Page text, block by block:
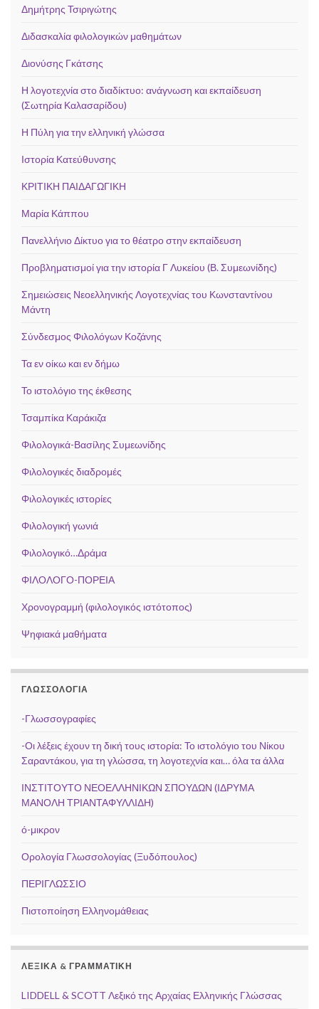
Δημήτρης Τσιριγώτης
Διδασκαλία φιλολογικών μαθημάτων
Διονύσης Γκάτσης
Η λογοτεχνία στο διαδίκτυο: ανάγνωση και εκπαίδευση
(Σωτηρία Καλασαρίδου)
Η Πύλη για την ελληνική γλώσσα
Ιστορία Κατεύθυνσης
ΚΡΙΤΙΚΗ ΠΑΙΔΑΓΩΓΙΚΗ
Μαρία Κάππου
Πανελλήνιο Δίκτυο για το θέατρο στην εκπαίδευση
Προβληματισμοί για την ιστορία Γ Λυκείου (Β. Συμεωνίδης)
Σημειώσεις Νεοελληνικής Λογοτεχνίας του Κωνσταντίνου
Μάντη
Σύνδεσμος Φιλολόγων Κοζάνης
Τα εν οίκω και εν δήμω
Το ιστολόγιο της έκθεσης
Τσαμπίκα Καράκιζα
Φιλολογικά-Βασίλης Συμεωνίδης
Φιλολογικές διαδρομές
Φιλολογικές ιστορίες
Φιλολογική γωνιά
Φιλολογικό…Δράμα
ΦΙΛΟΛΟΓΟ-ΠΟΡΕΙΑ
Χρονογραμμή (φιλολογικός ιστότοπος)
Ψηφιακά μαθήματα
ΓΛΩΣΣΟΛΟΓΊΑ
-Γλωσσογραφίες
-Οι λέξεις έχουν τη δική τους ιστορία: Το ιστολόγιο του Νίκου
Σαραντάκου, για τη γλώσσα, τη λογοτεχνία και… όλα τα άλλα
ΙΝΣΤΙΤΟΥΤΟ ΝΕΟΕΛΛΗΝΙΚΩΝ ΣΠΟΥΔΩΝ (ΙΔΡΥΜΑ
ΜΑΝΟΛΗ ΤΡΙΑΝΤΑΦΥΛΛΙΔΗ)
ό-μικρον
Ορολογία Γλωσσολογίας (Ξυδόπουλος)
ΠΕΡΙΓΛΩΣΣΙΟ
Πιστοποίηση Ελληνομάθειας
ΛΕΞΙΚΆ & ΓΡΑΜΜΑΤΙΚΉ
LIDDELL & SCOTT Λεξικό της Αρχαίας Ελληνικής Γλώσσας